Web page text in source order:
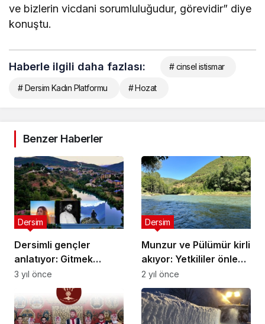
ve bizlerin vicdani sorumluluğudur, görevidir” diye
konuştu.
Haberle ilgili daha fazlası: # cinsel istismar
# Dersim Kadın Platformu # Hozat
Benzer Haberler
Dersimli gençler
anlatıyor: Gitmek
istiyoruz çünkü
umudumuz bitti
Dersim
3 yıl önce
Munzur ve Pülümür kirli
akıyor: Yetkililer önlem
almalı
Dersim
2 yıl önce